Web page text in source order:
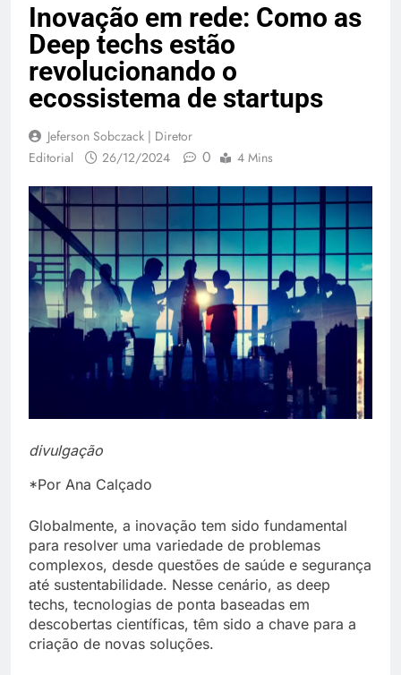
Inovação em rede: Como as
Deep techs estão
revolucionando o
ecossistema de startups
Jeferson Sobczack | Diretor
Editorial
26/12/2024 0 4 Mins
divulgação
*Por Ana Calçado
Globalmente, a inovação tem sido fundamental
para resolver uma variedade de problemas
complexos, desde questões de saúde e segurança
até sustentabilidade. Nesse cenário, as deep
techs, tecnologias de ponta baseadas em
descobertas científicas, têm sido a chave para a
criação de novas soluções.